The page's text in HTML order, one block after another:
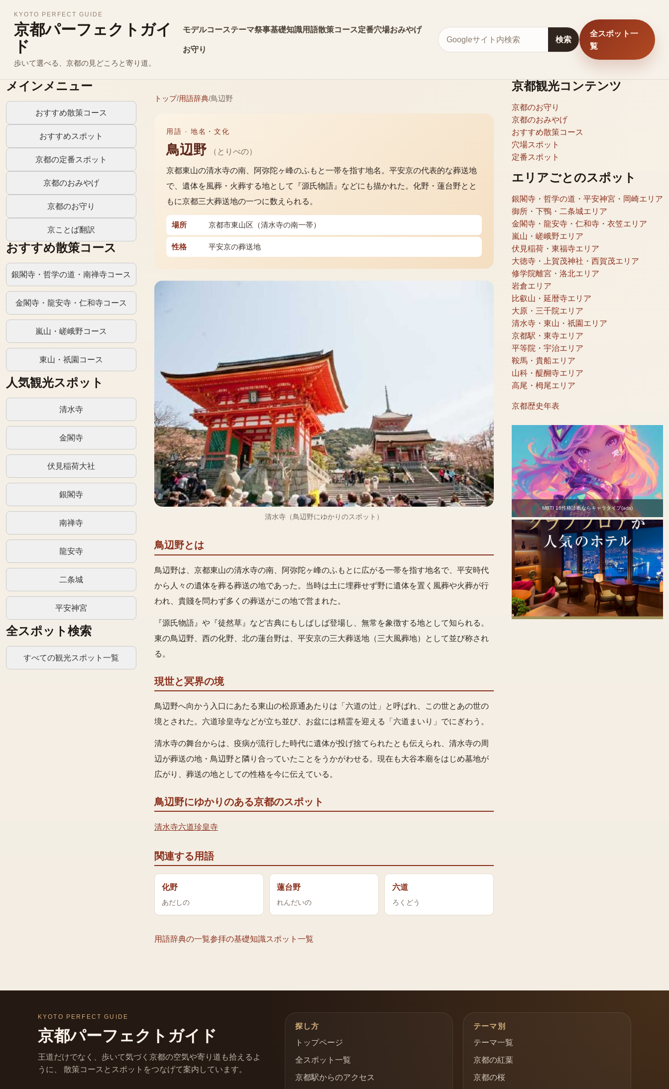
KYOTO PERFECT GUIDE
京都パーフェクトガイ
ド
歩いて選べる、京都の見どころと寄り道。
モデルコーステーマ祭事基礎知識用語散策コース定番穴場おみやげ
お守り
サイト内検索
検索
全スポット一
覧
メインメニュー
おすすめ散策コース
おすすめスポット
京都の定番スポット
京都のおみやげ
京都のお守り
京ことば翻訳
おすすめ散策コース
銀閣寺・哲学の道・南禅寺コース
金閣寺・龍安寺・仁和寺コース
嵐山・嵯峨野コース
東山・祇園コース
人気観光スポット
清水寺
金閣寺
伏見稲荷大社
銀閣寺
南禅寺
龍安寺
二条城
平安神宮
全スポット検索
すべての観光スポット一覧
トップ/用語辞典/鳥辺野
用語 ·地名・文化
鳥辺野 （ とりべの）
京都東山の清水寺の南、阿弥陀ヶ峰のふもと一帯を指す地名。平安京の代表的な葬送地
で、遺体を風葬・火葬する地として『源氏物語』などにも描かれた。化野・蓮台野とと
もに京都三大葬送地の一つに数えられる。
場所 京都市東山区（清水寺の南一帯）
性格 平安京の葬送地
清水寺（鳥辺野にゆかりのスポット）
鳥辺野とは
鳥辺野は、京都東山の清水寺の南、阿弥陀ヶ峰のふもとに広がる一帯を指す地名で、平安時代
から人々の遺体を葬る葬送の地であった。当時は土に埋葬せず野に遺体を置く風葬や火葬が行
われ、貴賤を問わず多くの葬送がこの地で営まれた。
『源氏物語』や『徒然草』など古典にもしばしば登場し、無常を象徴する地として知られる。
東の鳥辺野、西の化野、北の蓮台野は、平安京の三大葬送地（三大風葬地）として並び称され
る。
現世と冥界の境
鳥辺野へ向かう入口にあたる東山の松原通あたりは「六道の辻」と呼ばれ、この世とあの世の
境とされた。六道珍皇寺などが立ち並び、お盆には精霊を迎える「六道まいり」でにぎわう。
清水寺の舞台からは、疫病が流行した時代に遺体が投げ捨てられたとも伝えられ、清水寺の周
辺が葬送の地・鳥辺野と隣り合っていたことをうかがわせる。現在も大谷本廟をはじめ墓地が
広がり、葬送の地としての性格を今に伝えている。
鳥辺野にゆかりのある京都のスポット
清水寺六道珍皇寺
関連する用語
化野
あだしの
蓮台野
れんだいの
六道
ろくどう
用語辞典の一覧参拝の基礎知識スポット一覧
京都観光コンテンツ
京都のお守り
京都のおみやげ
おすすめ散策コース
穴場スポット
定番スポット
エリアごとのスポット
銀閣寺・哲学の道・平安神宮・岡崎エリア
御所・下鴨・二条城エリア
金閣寺・龍安寺・仁和寺・衣笠エリア
嵐山・嵯峨野エリア
伏見稲荷・東福寺エリア
大徳寺・上賀茂神社・西賀茂エリア
修学院離宮・洛北エリア
岩倉エリア
比叡山・延暦寺エリア
大原・三千院エリア
清水寺・東山・祇園エリア
京都駅・東寺エリア
平等院・宇治エリア
鞍馬・貴船エリア
山科・醍醐寺エリア
高尾・栂尾エリア
京都歴史年表
MBTI 16性格診断ならキャラタイプ(ads)
KYOTO PERFECT GUIDE
京都パーフェクトガイド
王道だけでなく、歩いて気づく京都の空気や寄り道も拾えるよ
うに、 散策コースとスポットをつなげて案内しています。
探し方
トップページ
全スポット一覧
京都駅からのアクセス
テーマ別
テーマ一覧
京都の紅葉
京都の桜